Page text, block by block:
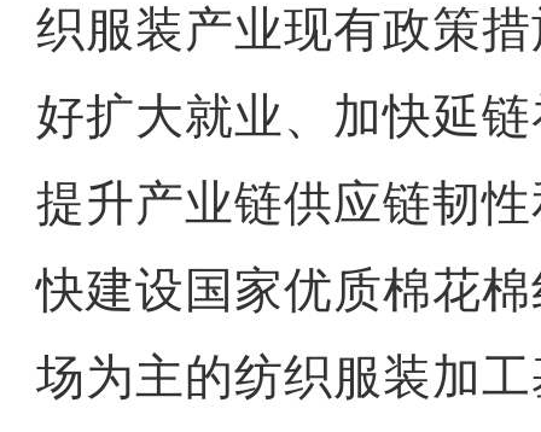
织服装产业现有政策
好扩大就业、加快延
提升产业链供应链韧
快建设国家优质棉花
场为主的纺织服装加